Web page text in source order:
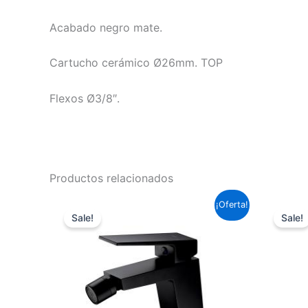
Acabado negro mate.
Cartucho cerámico Ø26mm. TOP
Flexos Ø3/8″.
Productos relacionados
¡Oferta!
Sale!
era:
95,59 €.
es:
70,76 €.
Sale!